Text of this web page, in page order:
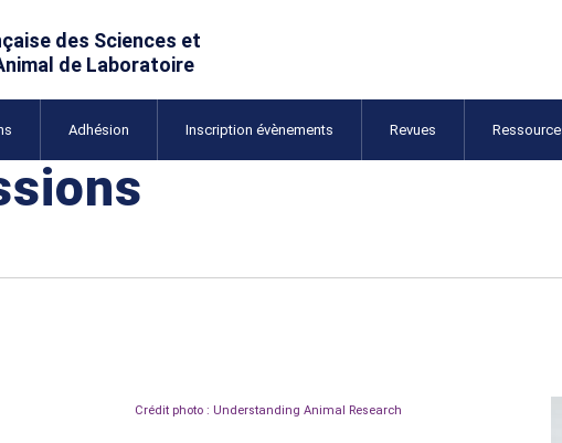
Adhésion Inscription évènements Revues
Crédit photo : Understanding Animal Research